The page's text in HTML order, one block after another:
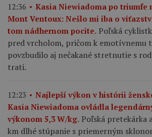
12:36
Kasia Niewiadoma po triumfe
Mont Ventoux: Nešlo mi iba o
tom nádhernom pocite. Poľská
pred vrcholom, pričom k emotívnemu
povzbudilo aj nečakané stretnutie s
trati.
12:23
Najlepší výkon v histórii
Kasia Niewiadoma ovládla
výkonom 5,3 W/kg. Poľská pretekárka
km dlhé stúpanie s priemerným